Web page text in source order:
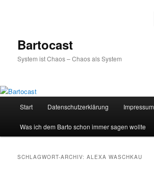
Bartocast
System ist Chaos – Chaos als System
Start Datenschutzerklärung Impressum
Was ich dem Barto schon immer sagen wollte
SCHLAGWORT-ARCHIV:ALEXA WASCHKAU